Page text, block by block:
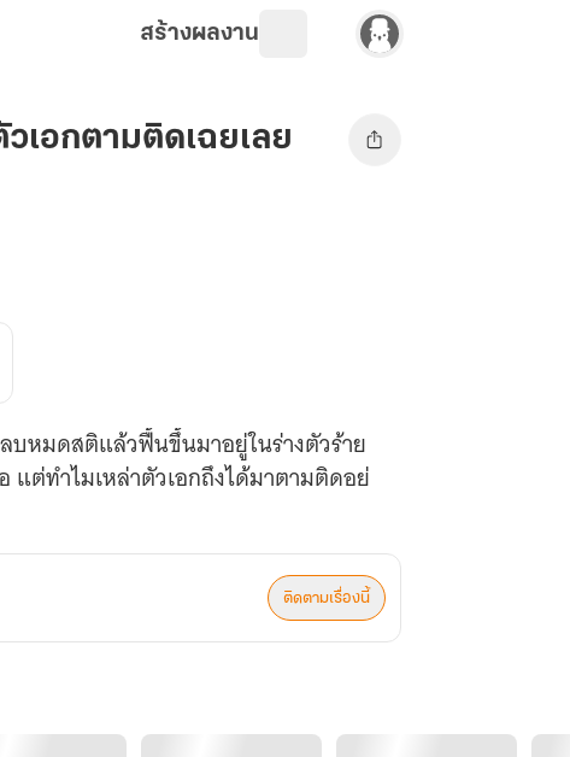
สร้างผลงาน
เอกตามติดเฉยเลย
บหมดสติแล้วฟื้นขึ้นมาอยู่ในร่างตัวร้าย
ต่ทำไมเหล่าตัวเอกถึงได้มาตามติดอย่
ติดตามเรื่องนี้